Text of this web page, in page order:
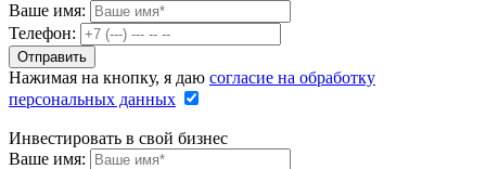
Ваше имя:
Телефон:
Нажимая на кнопку, я даю согласие на обработку
персональных данных
Инвестировать в свой бизнес
Ваше имя: